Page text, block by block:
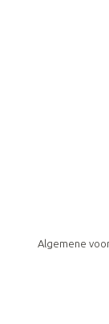
Algemene